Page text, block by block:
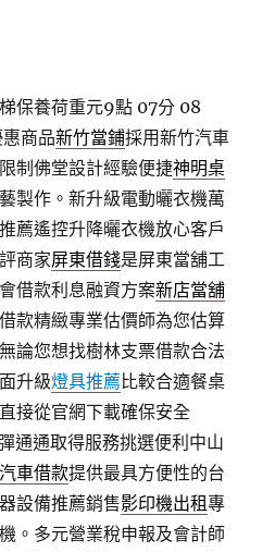
保養荷重元9點 07分 08
商品新竹當鋪採用新竹汽車
制佛堂設計經驗便捷神明桌
製作。新升級電動曬衣機萬
推薦遙控升降曬衣機放心客戶
商家屏東借錢是屏東當舖工
借款利息融資方案新店當舖
款精緻專業估價師為您估算
無論您想找樹林支票借款合法
升級燈具推薦比較合適餐桌
接從官網下載確保安全
通通取得服務挑選便利中山
車借款提供最具方便性的台
設備推薦銷售影印機出租專
。多元營業稅申報及會計師